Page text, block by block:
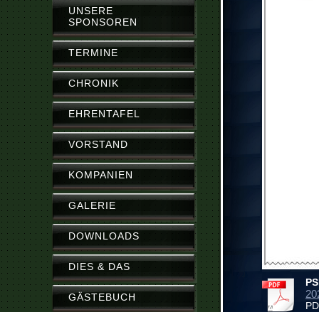
UNSERE
SPONSOREN
TERMINE
CHRONIK
EHRENTAFEL
VORSTAND
KOMPANIEN
GALERIE
DOWNLOADS
DIES & DAS
GÄSTEBUCH